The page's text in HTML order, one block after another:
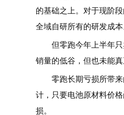
的基础之上。对于现阶
全域自研所有的研发成本
但零跑今年上半年
销量的低谷，但也未能真
零跑长期亏损所带
计，只要电池原材料价
损。